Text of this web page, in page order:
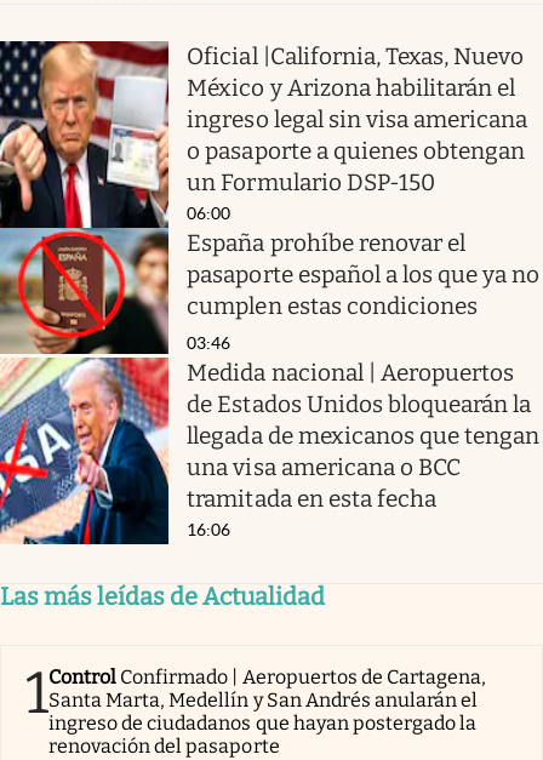
Oficial |California, Texas, Nuevo
México y Arizona habilitarán el
ingreso legal sin visa americana
o pasaporte a quienes obtengan
un Formulario DSP-150
06:00
España prohíbe renovar el
pasaporte español a los que ya no
cumplen estas condiciones
03:46
Medida nacional | Aeropuertos
de Estados Unidos bloquearán la
llegada de mexicanos que tengan
una visa americana o BCC
tramitada en esta fecha
16:06
Las más leídas de Actualidad
1Control Confirmado | Aeropuertos de Cartagena,
Santa Marta, Medellín y San Andrés anularán el
ingreso de ciudadanos que hayan postergado la
renovación del pasaporte